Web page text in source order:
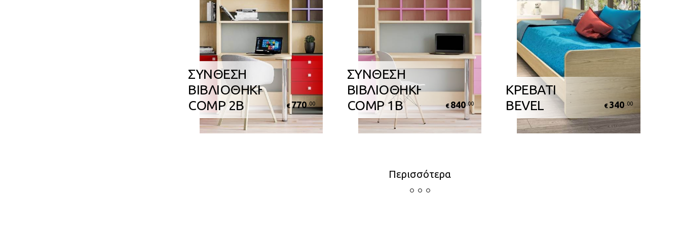
ΣΥΝΘΕΣΗ
ΒΙΒΛΙΟΘΗΚΗΣ
COMP 2B
€ 770 .00
ΣΥΝΘΕΣΗ
ΒΙΒΛΙΟΘΗΚΗΣ
COMP 1B
€ 840 .00
ΚΡΕΒΑΤΙ
BEVEL
€ 340 .00
Περισσότερα